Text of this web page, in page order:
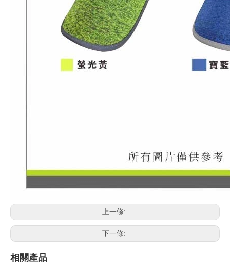
上一條:
下一條:
相關產品